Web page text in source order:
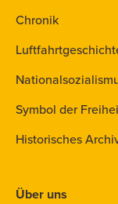
Chronik
Symbol der
Historisches
Über uns